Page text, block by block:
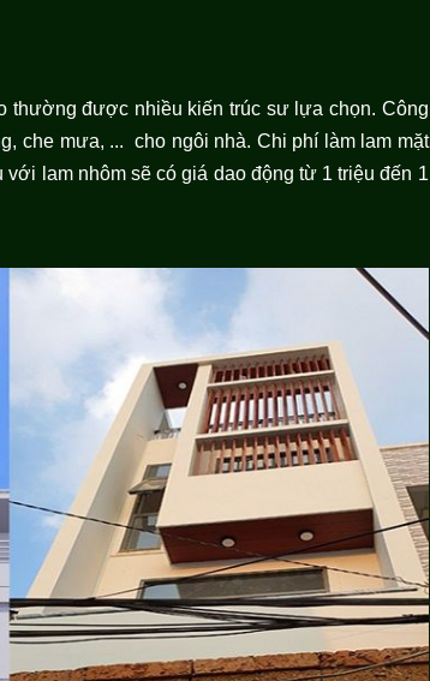
thường được nhiều kiến trúc sư lựa chọn. Công
che mưa, ... cho ngôi nhà. Chi phí làm lam mặt
lam nhôm sẽ có giá dao động từ 1 triệu đến 1